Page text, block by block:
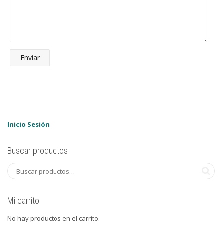
Inicio Sesión
Buscar productos
Mi carrito
No hay productos en el carrito.